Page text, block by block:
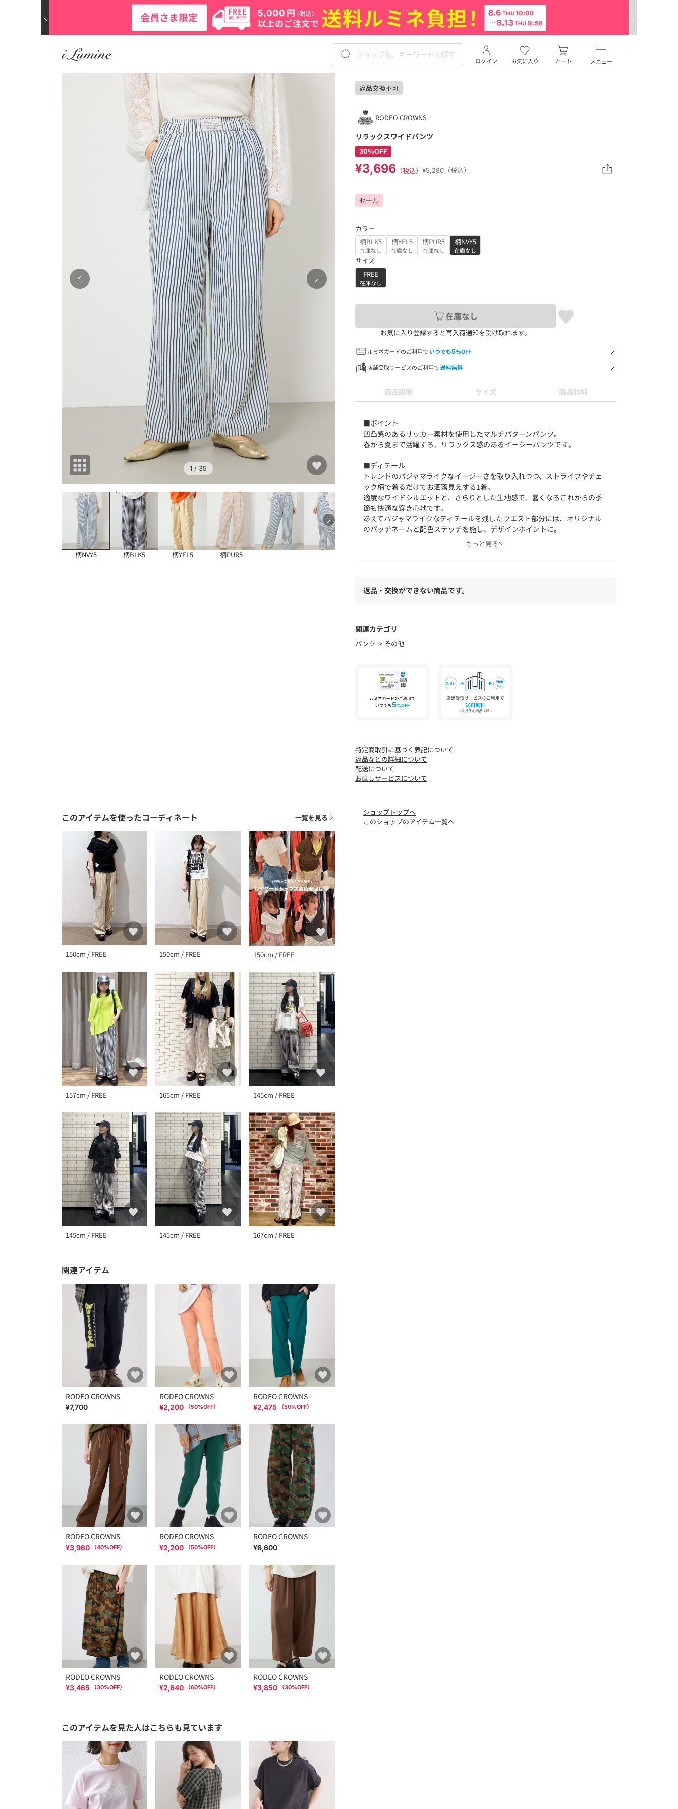
メニュー
お気に入り
ログイン カート
返品交換不可
1 / 35
柄NVY5 柄BLK5 柄YEL5 柄PUR5
RODEO CROWNS
リラックスワイドパンツ
30％OFF
¥3,696 （税込） ¥5,280（税込）
セール
カラー
柄BLK5
在庫なし
柄YEL5
在庫なし
柄PUR5
在庫なし
柄NVY5
在庫なし
サイズ
FREE
在庫なし
在庫なし
お気に入り登録すると再入荷通知を受け取れます。
ルミネカードのご利用で いつでも5%OFF
店舗受取サービスのご利用で送料無料
商品説明 サイズ 商品詳細
■ポイント
凹凸感のあるサッカー素材を使用したマルチパターンパンツ。
春から夏まで活躍する、リラックス感のあるイージーパンツです。
■ディテール
トレンドのパジャマライクなイージーさを取り入れつつ、ストライプやチェ
ック柄で着るだけでお洒落見えする1着。
適度なワイドシルエットと、さらりとした生地感で、暑くなるこれからの季
節も快適な穿き心地です。
あえてパジャマライクなディテールを残したウエスト部分には、オリジナル
のパッチネームと配色ステッチを施し、デザインポイントに。
トップスインのスタイリングでも、さりげなく可愛いアクセントになりま
スウェットやTシャツとの合わせはもちろん、ジャケットやシンプルなニット
■生地
ポリエステル素材のサッカーストライプ、ギンガムチェック生地を使用。
■伸縮性：なし
■光沢感：ややあり
[注意事項]
が異なる場合がございます。
※着用、お取り扱いの際は、アテンションタグをご確認ください。
もっと見る
返品・交換ができない商品です。
関連カテゴリ
パンツ その他
特定商取引に基づく表記について
返品などの詳細について
配送について
お直しサービスについて
このアイテムを使ったコーディネート 一覧を見る
150cm / FREE 150cm / FREE 150cm / FREE
157cm / FREE 165cm / FREE 145cm / FREE
145cm / FREE 145cm / FREE 167cm / FREE
関連アイテム
RODEO CROWNS
¥7,700
RODEO CROWNS
¥2,200 （50%OFF）
RODEO CROWNS
¥2,475 （50%OFF）
RODEO CROWNS
¥3,960 （40%OFF）
RODEO CROWNS
¥2,200 （50%OFF）
RODEO CROWNS
¥6,600
RODEO CROWNS
¥3,465 （30%OFF）
RODEO CROWNS
¥2,640 （60%OFF）
RODEO CROWNS
¥3,850 （30%OFF）
ショップトップへ
このショップのアイテム一覧へ